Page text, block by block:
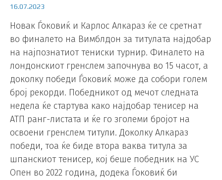
16.07.2023
Новак Ѓоковиќ и Карлос Алкараз ќе се сретнат
во финалето на Вимблдон за титулата најдобар
на најпознатиот тениски турнир. Финалето на
лондонскиот гренслем започнува во 15 часот, а
доколку победи Ѓоковиќ може да собори голем
број рекорди. Победникот од мечот следната
недела ќе стартува како најдобар тенисер на
АТП ранг-листата и ќе го зголеми бројот на
освоени гренслем титули. Доколку Алкараз
победи, тоа ќе биде втора ваква титула за
шпанскиот тенисер, кој беше победник на УС
Опен во 2022 година, додека Ѓоковиќ би